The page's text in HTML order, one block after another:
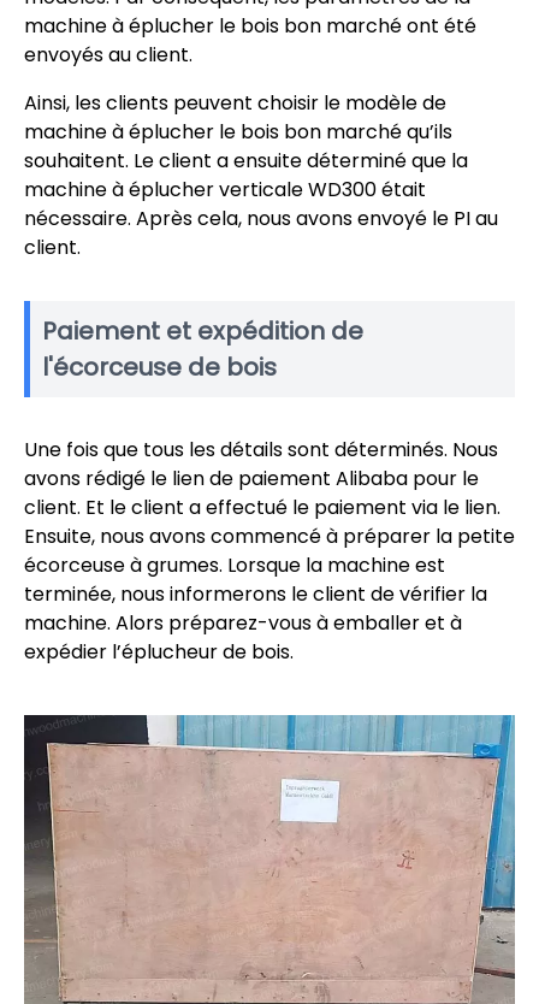
machine à éplucher le bois bon marché ont été
envoyés au client.
Ainsi, les clients peuvent choisir le modèle de
machine à éplucher le bois bon marché qu’ils
souhaitent. Le client a ensuite déterminé que la
machine à éplucher verticale WD300 était
nécessaire. Après cela, nous avons envoyé le PI au
client.
Paiement et expédition de
l'écorceuse de bois
Une fois que tous les détails sont déterminés. Nous
avons rédigé le lien de paiement Alibaba pour le
client. Et le client a effectué le paiement via le lien.
Ensuite, nous avons commencé à préparer la petite
écorceuse à grumes. Lorsque la machine est
terminée, nous informerons le client de vérifier la
machine. Alors préparez-vous à emballer et à
expédier l’éplucheur de bois.